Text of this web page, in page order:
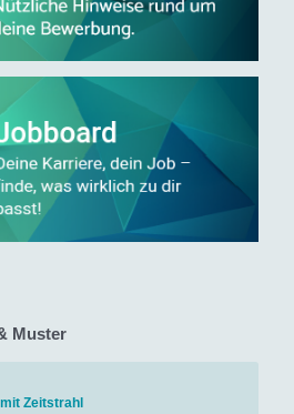
Muster
Zeitstrahl